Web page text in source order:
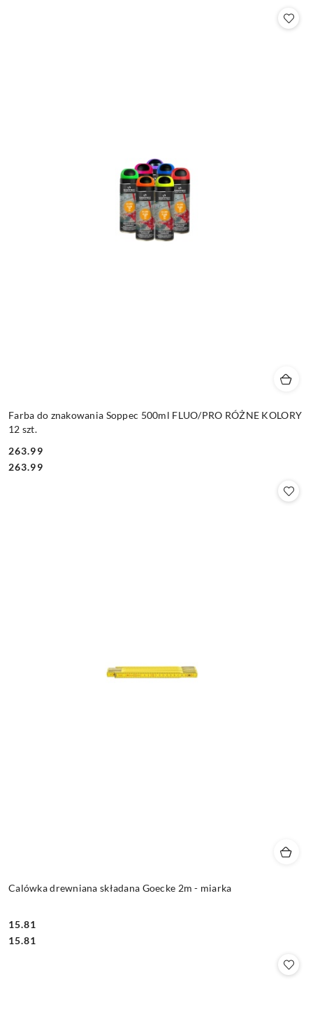
Farba do znakowania Soppec 500ml FLUO/PRO RÓŻNE KOLORY
12 szt.
Cena:
263.99
Cena:
263.99
Calówka drewniana składana Goecke 2m - miarka
Cena:
15.81
Cena:
15.81